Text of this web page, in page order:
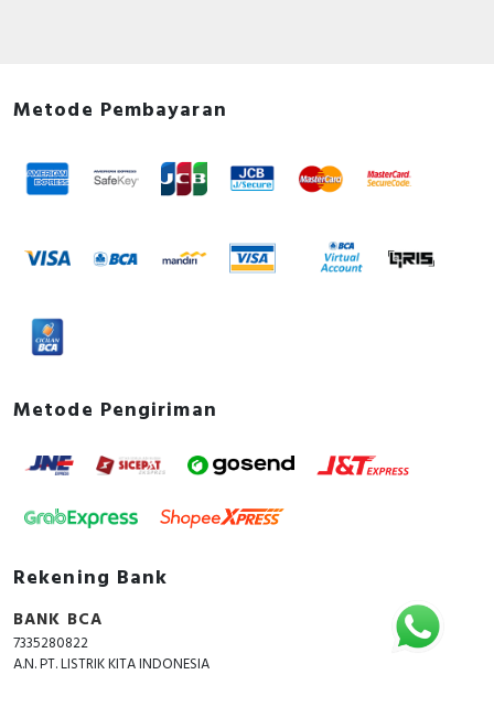
Metode Pembayaran
Metode Pengiriman
Rekening Bank
BANK BCA
7335280822
A.N. PT. LISTRIK KITA INDONESIA